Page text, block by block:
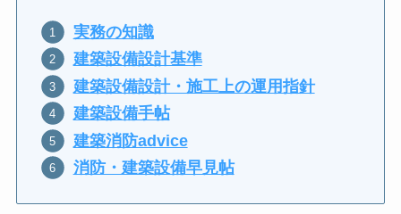
実務の知識
建築設備設計基準
建築設備設計・施工上の運用指針
建築設備手帖
建築消防advice
消防・建築設備早見帖